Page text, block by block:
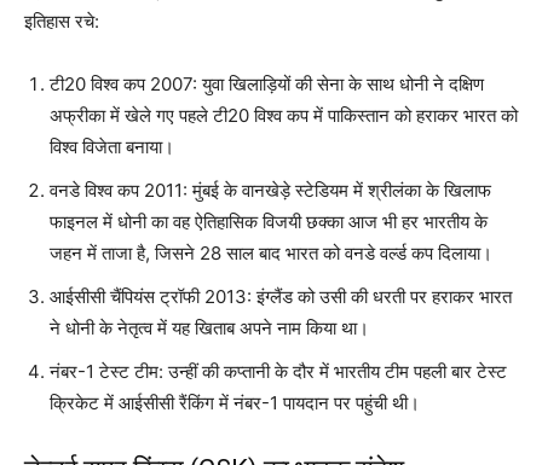
इतिहास रचे:
टी20 विश्व कप 2007: युवा खिलाड़ियों की सेना के साथ धोनी ने दक्षिण
अफ्रीका में खेले गए पहले टी20 विश्व कप में पाकिस्तान को हराकर भारत को
विश्व विजेता बनाया।
वनडे विश्व कप 2011: मुंबई के वानखेड़े स्टेडियम में श्रीलंका के खिलाफ
फाइनल में धोनी का वह ऐतिहासिक विजयी छक्का आज भी हर भारतीय के
जहन में ताजा है, जिसने 28 साल बाद भारत को वनडे वर्ल्ड कप दिलाया।
आईसीसी चैंपियंस ट्रॉफी 2013: इंग्लैंड को उसी की धरती पर हराकर भारत
ने धोनी के नेतृत्व में यह खिताब अपने नाम किया था।
नंबर-1 टेस्ट टीम: उन्हीं की कप्तानी के दौर में भारतीय टीम पहली बार टेस्ट
क्रिकेट में आईसीसी रैंकिंग में नंबर-1 पायदान पर पहुंची थी।